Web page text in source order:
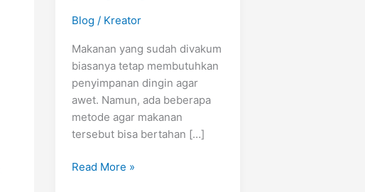
Blog / Kreator
Makanan yang sudah divakum
biasanya tetap membutuhkan
penyimpanan dingin agar
awet. Namun, ada beberapa
metode agar makanan
tersebut bisa bertahan […]
Read More »